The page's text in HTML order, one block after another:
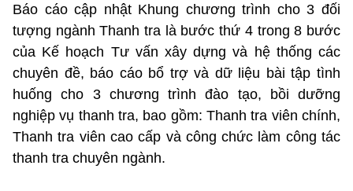
Báo cáo cập nhật Khung chương trình cho 3 đối
tượng ngành Thanh tra là bước thứ 4 trong 8 bước
của Kế hoạch Tư vấn xây dựng và hệ thống các
chuyên đề, báo cáo bổ trợ và dữ liệu bài tập tình
huống cho 3 chương trình đào tạo, bồi dưỡng
nghiệp vụ thanh tra, bao gồm: Thanh tra viên chính,
Thanh tra viên cao cấp và công chức làm công tác
thanh tra chuyên ngành.